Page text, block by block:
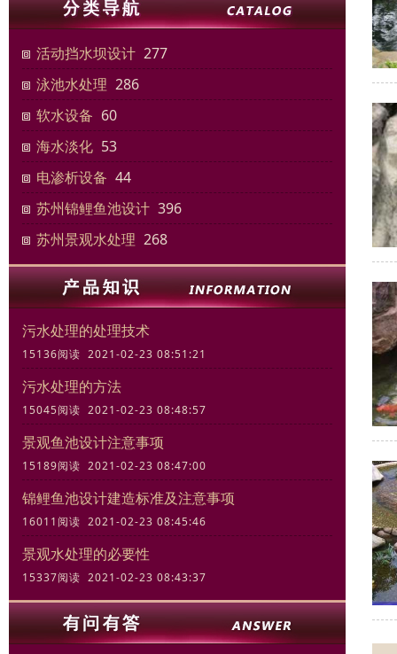
活动挡水坝设计 277
泳池水处理 286
软水设备 60
海水淡化 53
电渗析设备 44
苏州锦鲤鱼池设计 396
苏州景观水处理 268
污水处理的处理技术
15136阅读 2021-02-23 08:51:21
污水处理的方法
15045阅读 2021-02-23 08:48:57
景观鱼池设计注意事项
15189阅读 2021-02-23 08:47:00
锦鲤鱼池设计建造标准及注意事项
16011阅读 2021-02-23 08:45:46
景观水处理的必要性
15337阅读 2021-02-23 08:43:37